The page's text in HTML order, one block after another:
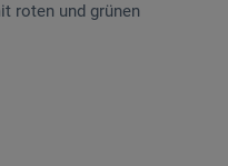
roten und grünen